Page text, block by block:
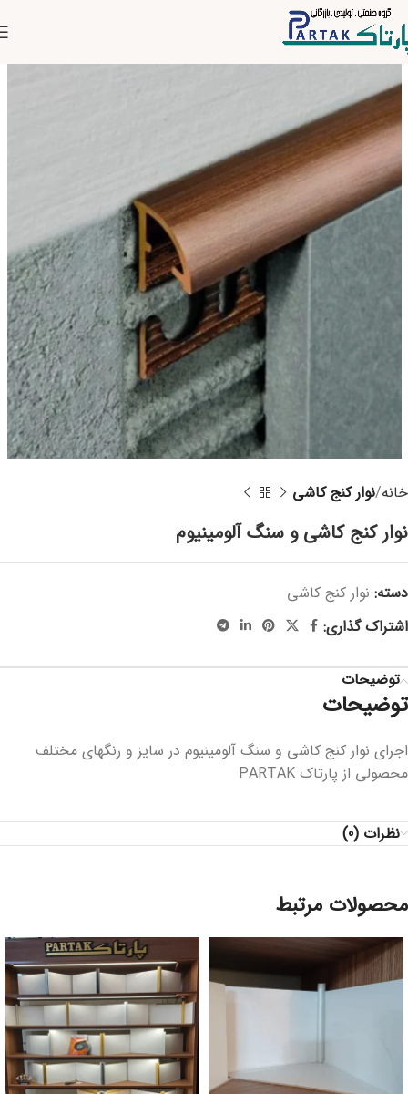
خانه نوار کنج کاشی
نوار کنج کاشی و سنگ آلومینیوم
دسته: نوار کنج کاشی
اشتراک گذاری:
توضیحات
توضیحات
اجرای نوار کنج کاشی و سنگ آلومینیوم در سایز و رنگهای مختلف
محصولی از پارتاک PARTAK
نظرات (0)
محصولات مرتبط